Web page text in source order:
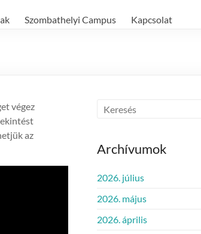
Szombathelyi Campus Kapcsolat
végez
az
Archívumok
2026. július
2026. május
2026. április